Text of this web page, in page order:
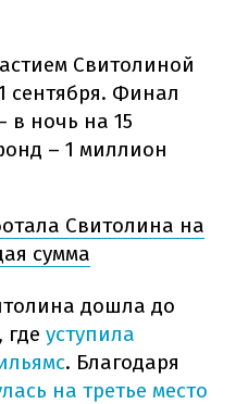
Свитолиной
сентября. Финал
в ночь на 15
– 1 миллион
Свитолина на
сумма
дошла до
уступила
. Благодаря
на третье место